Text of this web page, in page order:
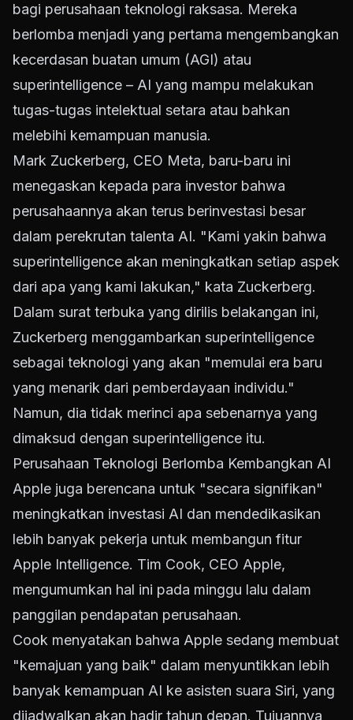
bagi perusahaan teknologi raksasa. Mereka
berlomba menjadi yang pertama mengembangkan
kecerdasan buatan umum (AGI) atau
superintelligence – AI yang mampu melakukan
tugas-tugas intelektual setara atau bahkan
melebihi kemampuan manusia.
Mark Zuckerberg, CEO Meta, baru-baru ini
menegaskan kepada para investor bahwa
perusahaannya akan terus berinvestasi besar
dalam perekrutan talenta AI. "Kami yakin bahwa
superintelligence akan meningkatkan setiap aspek
dari apa yang kami lakukan," kata Zuckerberg.
Dalam surat terbuka yang dirilis belakangan ini,
Zuckerberg menggambarkan superintelligence
sebagai teknologi yang akan "memulai era baru
yang menarik dari pemberdayaan individu."
Namun, dia tidak merinci apa sebenarnya yang
dimaksud dengan superintelligence itu.
Perusahaan Teknologi Berlomba Kembangkan AI
Apple juga berencana untuk "secara signifikan"
meningkatkan investasi AI dan mendedikasikan
lebih banyak pekerja untuk membangun fitur
Apple Intelligence. Tim Cook, CEO Apple,
mengumumkan hal ini pada minggu lalu dalam
panggilan pendapatan perusahaan.
Cook menyatakan bahwa Apple sedang membuat
"kemajuan yang baik" dalam menyuntikkan lebih
banyak kemampuan AI ke asisten suara Siri, yang
dijadwalkan akan hadir tahun depan. Tujuannya